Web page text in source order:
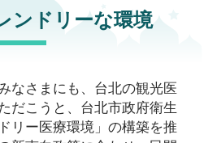
ンドリーな環境
なさまにも、台北の観光医
だこうと、台北市政府衛生
リー医療環境」の構築を推